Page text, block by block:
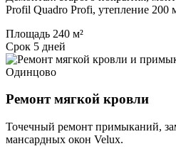
Profil Quadro Profi, утепление 200
Площадь 240 м²
Срок 5 дней
Одинцово
Ремонт мягкой кровли
Точечный ремонт примыканий,
мансардных окон Velux.